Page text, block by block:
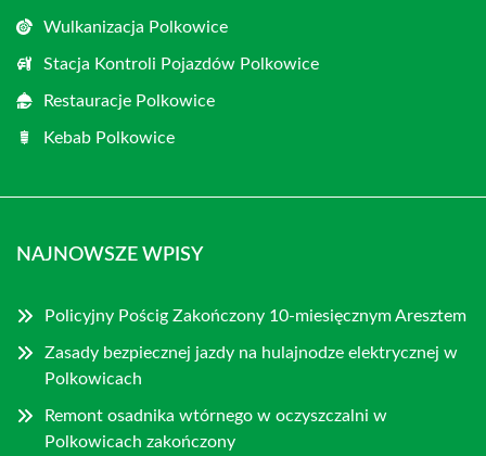
Wulkanizacja Polkowice
Stacja Kontroli Pojazdów Polkowice
Restauracje Polkowice
Kebab Polkowice
NAJNOWSZE WPISY
Policyjny Pościg Zakończony 10-miesięcznym Aresztem
Zasady bezpiecznej jazdy na hulajnodze elektrycznej w
Polkowicach
Remont osadnika wtórnego w oczyszczalni w
Polkowicach zakończony